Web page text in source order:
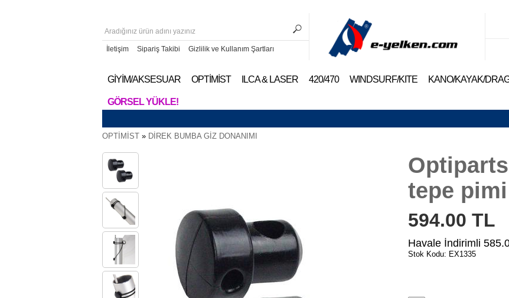
İletişim Sipariş Takibi Gizlilik ve Kullanım Şartları
GİYİM/AKSESUAR OPTİMİST ILCA & LASER 420/470 WINDSURF/KITE KANO/KAYAK/
GÖRSEL YÜKLE!
OPTİMİST» DİREK BUMBA GİZ DONANIMI
tepe pimi
594.00 TL
Havale İndirimli
Stok Kodu: EX1335